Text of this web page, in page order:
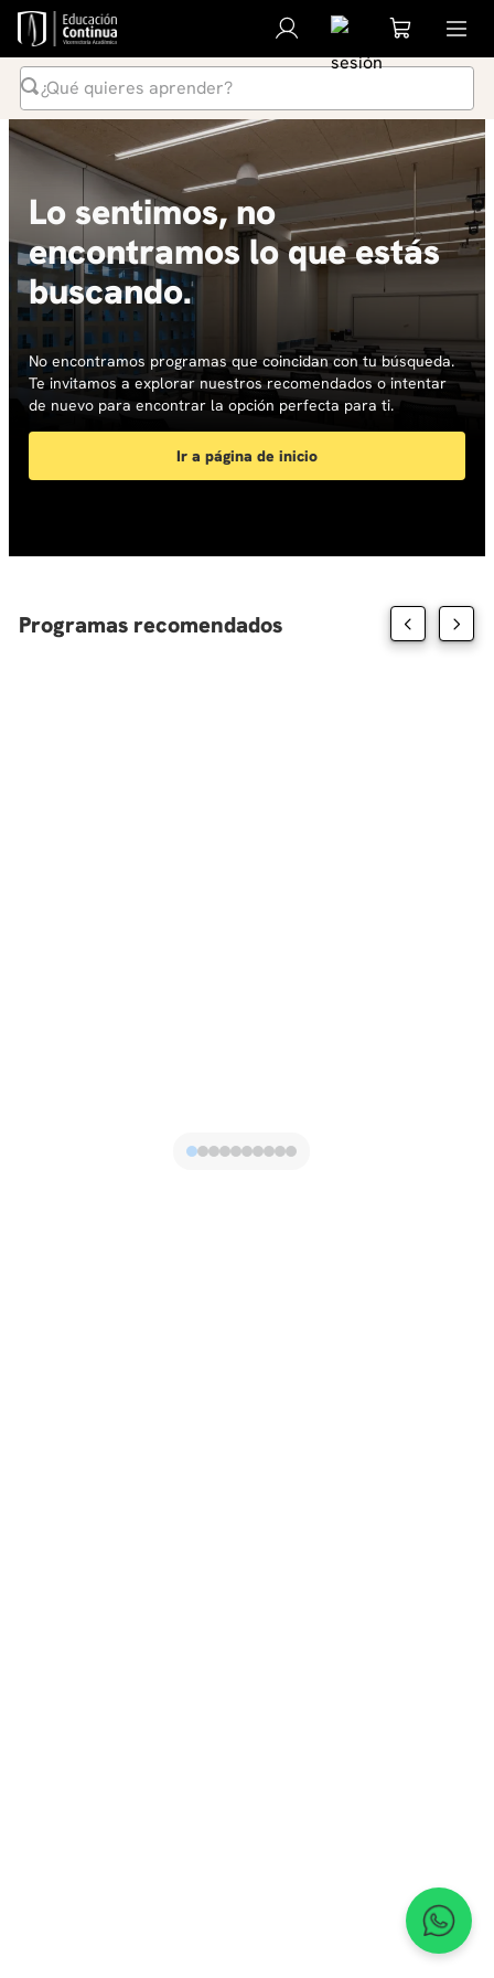
¿Qué quieres aprender?
Lo sentimos, no
encontramos lo que estás
buscando.
No encontramos programas que coincidan con tu búsqueda.
Te invitamos a explorar nuestros recomendados o intentar
de nuevo para encontrar la opción perfecta para ti.
Ir a página de inicio
Programas recomendados
Términos Más Buscados
inteligencia artificial
.
ia
3.
4.
diplomado
5.
global english program
.
inglés
.
liderazgo
8.
música
9